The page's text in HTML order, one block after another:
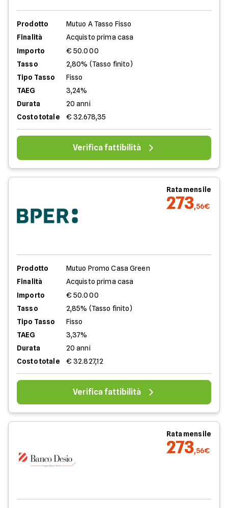
Prodotto
Mutuo A Tasso Fisso
Finalità
Acquisto prima casa
Importo
€ 50.000
Tasso
2,80% (Tasso finito)
Tipo Tasso
Fisso
TAEG
3,24%
Durata
20 anni
Costo totale
€ 32.678,35
Verifica fattibilità
Rata mensile
273,56€
Prodotto
Mutuo Promo Casa Green
Finalità
Acquisto prima casa
Importo
€ 50.000
Tasso
2,85% (Tasso finito)
Tipo Tasso
Fisso
TAEG
3,37%
Durata
20 anni
Costo totale
€ 32.827,12
Verifica fattibilità
Rata mensile
273,56€